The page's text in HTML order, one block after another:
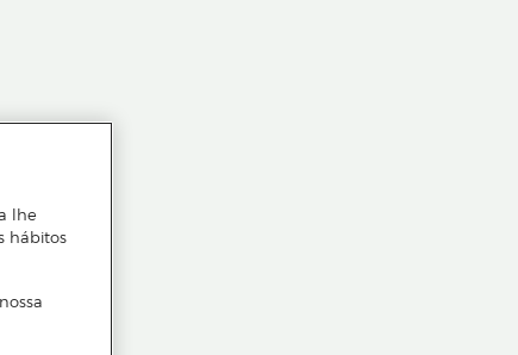
lhe
hábitos